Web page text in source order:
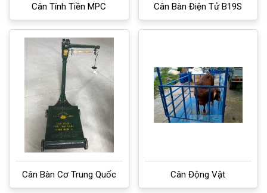
Cân Tính Tiền MPC Cân Bàn Điện Tử B19S
Cân Bàn Cơ Trung Quốc Cân Động Vật